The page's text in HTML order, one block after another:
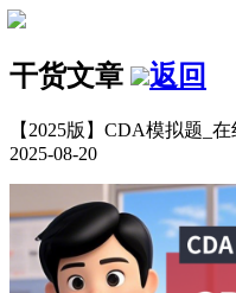
干货文章 返回
【2025版】CDA模拟题_
2025-08-20